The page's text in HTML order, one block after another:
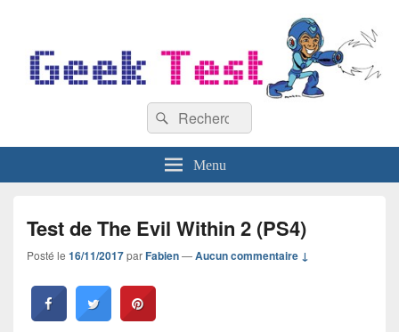
Recherche :
Rechercher
Menu
Test de The Evil Within 2 (PS4)
Posté le 16/11/2017parFabien—Aucun commentaire ↓